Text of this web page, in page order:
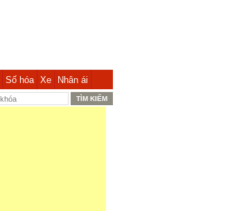
Số hóa Xe Nhân ái